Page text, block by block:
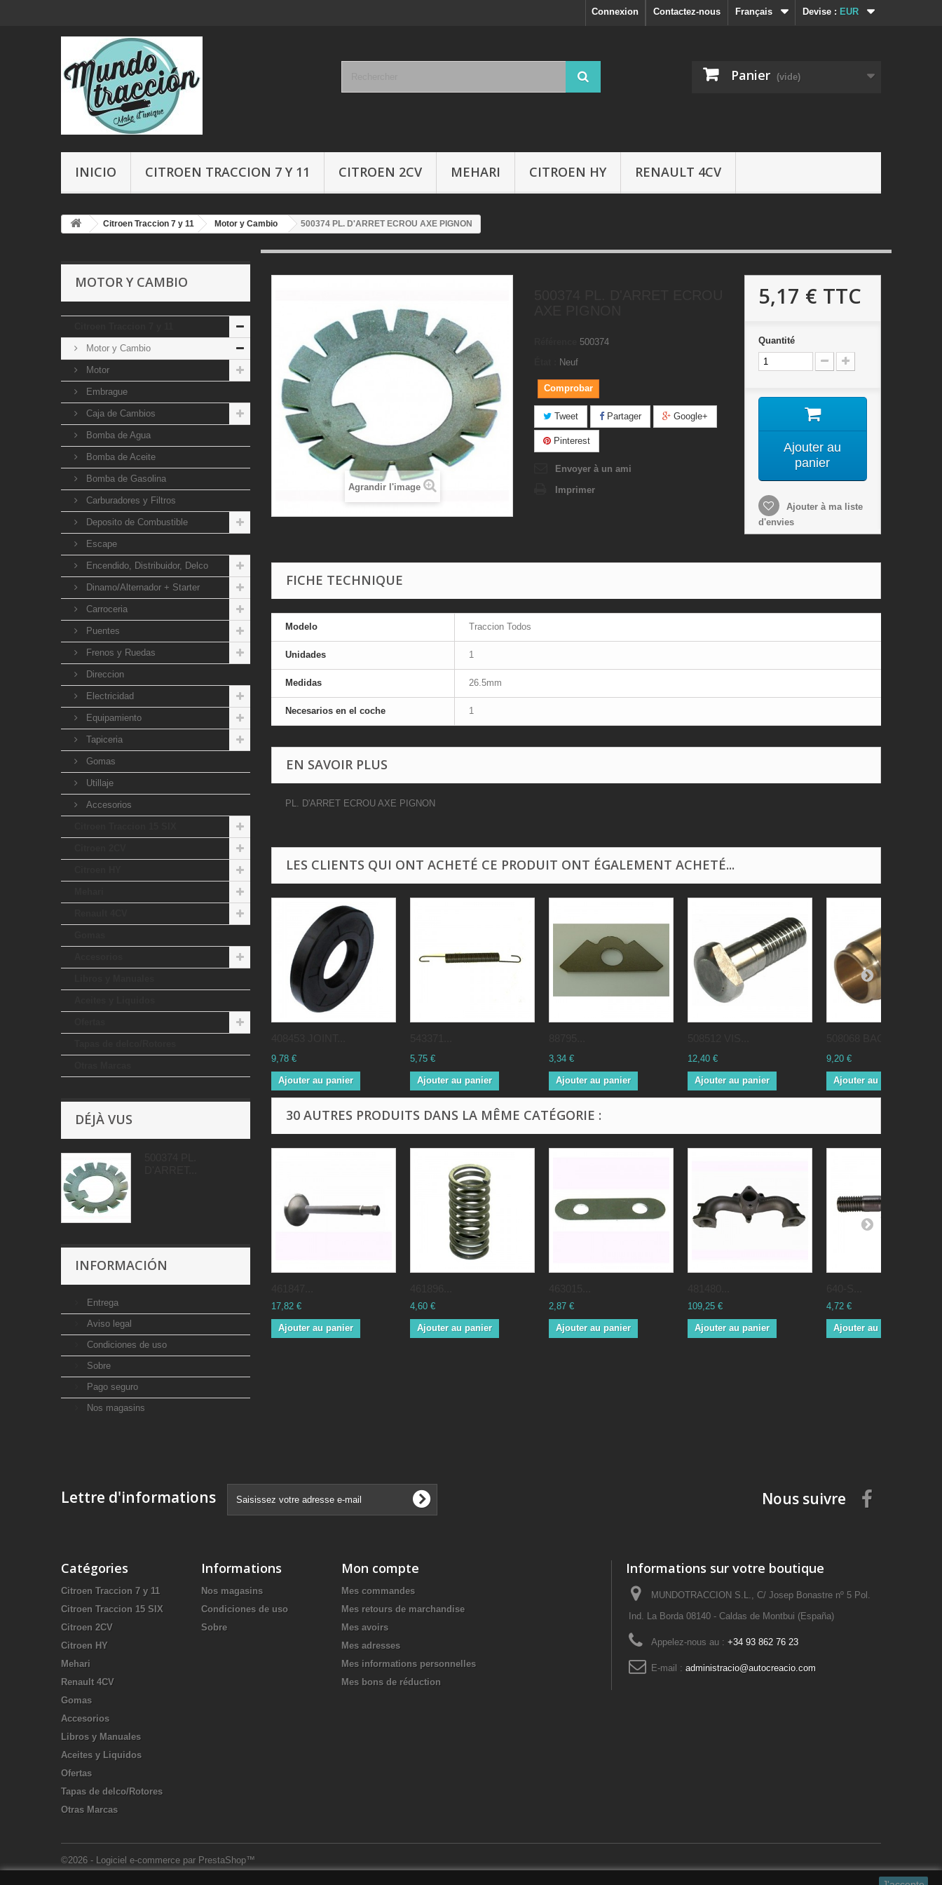
Devise : EUR
Français
Contactez-nous
Connexion
Panier (vide)
INICIO CITROEN TRACCION 7 Y 11 CITROEN 2CV MEHARI CITROEN HY RENAULT 4CV
Citroen Traccion 7 y 11 Motor y Cambio 500374 PL. D'ARRET ECROU AXE PIGNON
MOTOR Y CAMBIO
Motor y Cambio
Motor
Embrague
Caja de Cambios
Bomba de Agua
Bomba de Aceite
Bomba de Gasolina
Carburadores y Filtros
Deposito de Combustible
Escape
Encendido, Distribuidor, Delco
Dinamo/Alternador + Starter
Carroceria
Puentes
Frenos y Ruedas
Direccion
Electricidad
Equipamiento
Tapiceria
Gomas
Utillaje
Accesorios
DÉJÀ VUS
INFORMACIÓN
Entrega
Aviso legal
Condiciones de uso
Sobre
Pago seguro
Nos magasins
Agrandir l'image
500374
Neuf
Comprobar
Tweet Partager Google+
Pinterest
Envoyer à un ami
Imprimer
5,17 € TTC
Quantité
Ajouter au
panier
Ajouter à ma liste
d'envies
FICHE TECHNIQUE
Modelo Traccion Todos
Unidades 1
Medidas 26.5mm
Necesarios en el coche 1
EN SAVOIR PLUS
PL. D'ARRET ECROU AXE PIGNON
LES CLIENTS QUI ONT ACHETÉ CE PRODUIT ONT ÉGALEMENT ACHETÉ...
9,78 €
Ajouter au panier
5,75 €
Ajouter au panier
3,34 €
Ajouter au panier
12,40 €
Ajouter au panier
9,20 €
Ajouter au panier
30 AUTRES PRODUITS DANS LA MÊME CATÉGORIE :
17,82 €
Ajouter au panier
4,60 €
Ajouter au panier
2,87 €
Ajouter au panier
109,25 €
Ajouter au panier
4,72 €
Ajouter au panier
Lettre d'informations Nous suivre
Catégories
Citroen Traccion 7 y 11
Citroen Traccion 15 SIX
Citroen 2CV
Citroen HY
Mehari
Renault 4CV
Gomas
Accesorios
Libros y Manuales
Aceites y Liquidos
Ofertas
Tapas de delco/Rotores
Otras Marcas
Informations
Nos magasins
Condiciones de uso
Sobre
©2026 - Logiciel e-commerce par PrestaShop™
Mon compte
Mes commandes
Mes retours de marchandise
Mes avoirs
Mes adresses
Mes informations personnelles
Mes bons de réduction
Informations sur votre boutique
MUNDOTRACCION S.L., C/ Josep Bonastre nº 5 Pol.
Ind. La Borda 08140 - Caldas de Montbui (España)
Appelez-nous au : +34 93 862 76 23
E-mail : administracio@autocreacio.com